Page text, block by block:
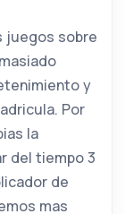
juegos sobre
y
Por
la
del tiempo 3
de
mas